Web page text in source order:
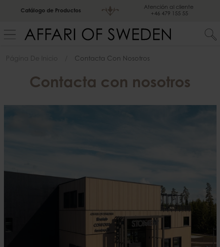
Catálogo de Productos
Atención al cliente
+46 479 155 55
Página De Inicio Contacta Con Nosotros
Contacta con nosotros